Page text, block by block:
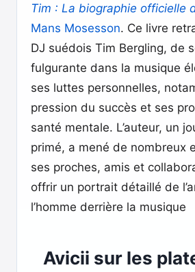
Tim : La biographie officielle
Mans Mosesson. Ce livre
DJ suédois Tim Bergling, de
fulgurante dans la musique
ses luttes personnelles,
pression du succès et ses
santé mentale. L’auteur, un
primé, a mené de nombreux
ses proches, amis et
offrir un portrait détaillé de
l’homme derrière la musique​
Avicii sur les